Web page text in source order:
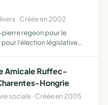
· Créée en 2002
pierre regeon pour le
l'élection législative
Amicale Ruffec-
Hongrie
sociale · Créée en 2005